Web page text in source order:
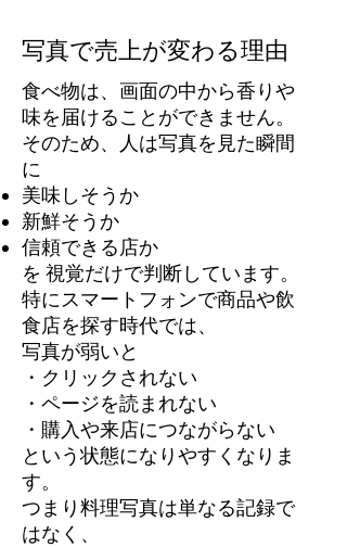
写真で売上が変わる理由
食べ物は、画面の中から香りや
味を届けることができません。
そのため、人は写真を見た瞬間
に
美味しそうか
新鮮そうか
信頼できる店か
を 視覚だけで判断しています。
特にスマートフォンで商品や飲
食店を探す時代では、
写真が弱いと
・クリックされない
・ページを読まれない
・購入や来店につながらない
という状態になりやすくなりま
す。
つまり料理写真は単なる記録で
はなく、